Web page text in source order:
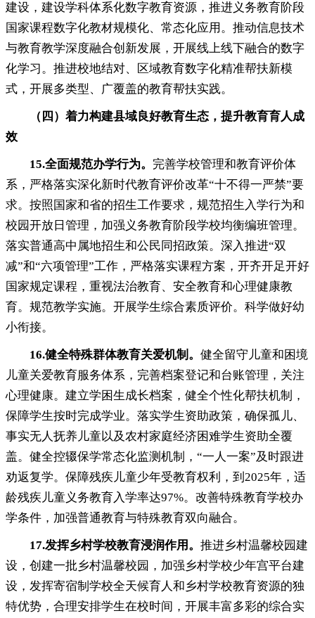
建设 ， 建设学科体系化数字教育资源，推进义务教育阶段
国家课程数字化教材规模化、常态化应用 。 推动信息技术
与教育教学深度融合创新发展，开展线上线下融合的数字
化学习。 推进校地结对、区域教育数字化精准帮扶新模
式，开展多类型、广覆盖的教育帮扶实践。
（四）着力构建县域良好教育生态 ， 提升教育育人成
效
15.全面规范办学行为。 完善学校管理和教育评价体
系 ， 严格落实深化新时代教育评价改革“十不得一严禁”要
求。按照国家和省的招生工作要求 ， 规范招生入学行为和
校园开放日管理，加强义务教育阶段学校均衡编班管理。
落实普通高中属地招生和公民同招政策。深入推进“双
减”和“六项管理”工作 ， 严格落实课程方案，开齐开足开好
国家规定课程 ， 重视法治教育、安全教育和心理健康教
育。规范教学实施。 开展学生综合素质评价。科学做好幼
小衔接。
16.健全特殊群体教育关爱机制 。 健全留守儿童和困境
儿童关爱教育服务体系 ， 完善档案登记和台账管理，关注
心理健康。 建立学困生成长档案，健全个性化帮扶机制 ，
保障学生按时完成学业。落实学生资助政策 ， 确保孤儿、
事实无人抚养儿童以及农村家庭经济困难学生资助全覆
盖。健全控辍保学常态化监测机制 ， “一人一案”及时跟进
劝返复学。保障残疾儿童少年受教育权利 ， 到2025年，适
龄残疾儿童义务教育入学率达97%。 改善特殊教育学校办
学条件，加强普通教育与特殊教育双向融合。
17.发挥乡村学校教育浸润作用 。 推进乡村温馨校园建
设 ， 创建一批乡村温馨校园，加强乡村学校少年宫平台建
设 ， 发挥寄宿制学校全天候育人和乡村学校教育资源的独
特优势，合理安排学生在校时间 ， 开展丰富多彩的综合实